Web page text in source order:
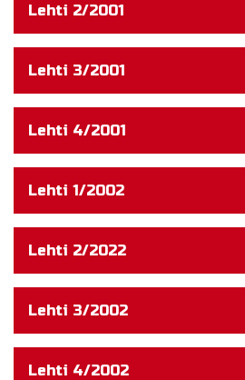
Lehti 2/2001
Lehti 3/2001
Lehti 4/2001
Lehti 1/2002
Lehti 2/2022
Lehti 3/2002
Lehti 4/2002